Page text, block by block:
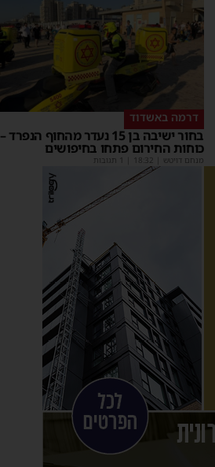
דרמה באשדוד
בחור ישיבה בן 15 נעדר מהחוף הנפרד –
כוחות החירום פתחו בחיפושים
מנחם דויטש 18:32